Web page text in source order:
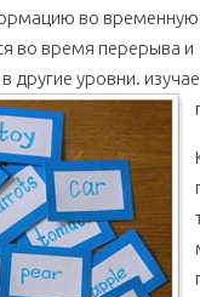
во временную
во время перерыва и
другие уровни.